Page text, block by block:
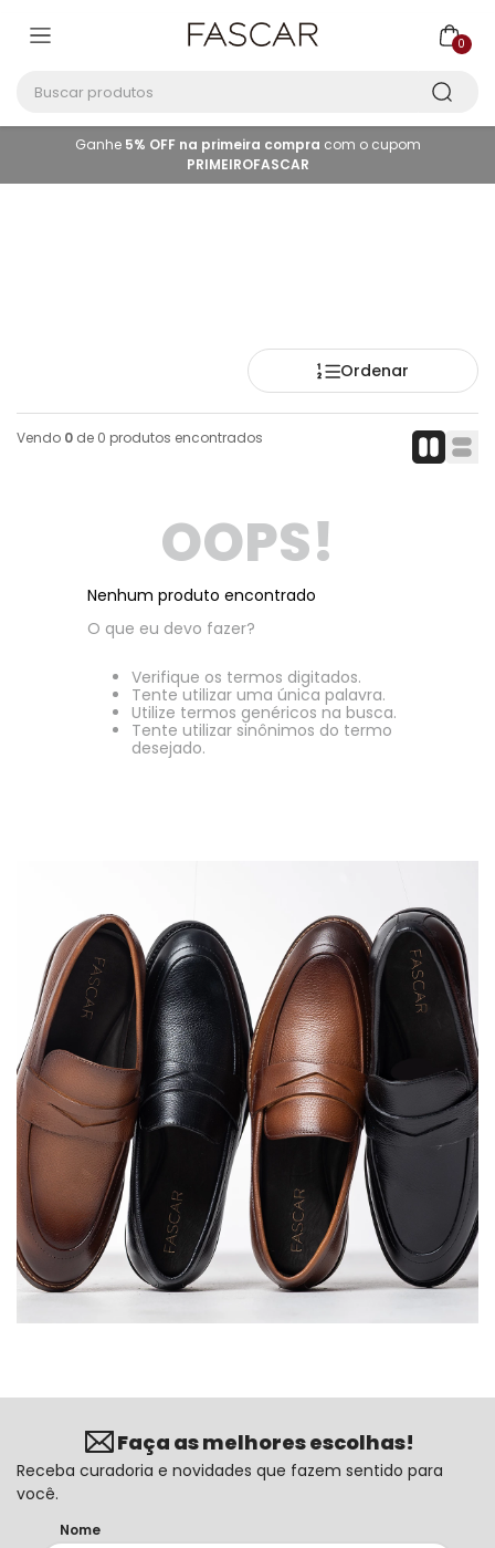
0
Ganhe 5% OFF na primeira compra com o cupom
PRIMEIROFASCAR
Ordenar
Vendo 0 de 0 produtos encontrados
OOPS!
Nenhum produto encontrado
O que eu devo fazer?
Verifique os termos digitados.
Tente utilizar uma única palavra.
Utilize termos genéricos na busca.
Tente utilizar sinônimos do termo
desejado.
Faça as melhores escolhas!
Receba curadoria e novidades que fazem sentido para
você.
Nome